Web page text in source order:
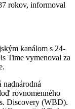
rokov, informoval
kanálom s 24-
Time vymenoval za
rovnomenného
Discovery (WBD).